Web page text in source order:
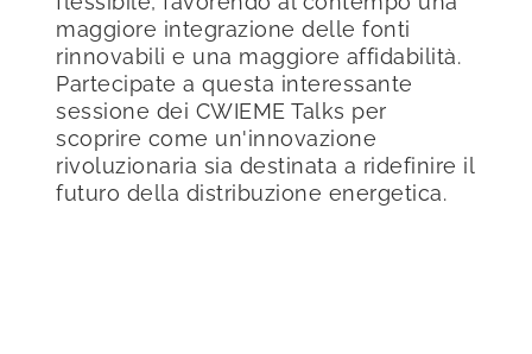
maggiore integrazione delle fonti
rinnovabili e una maggiore affidabilità.
Partecipate a questa interessante
sessione dei CWIEME Talks per
scoprire come un'innovazione
rivoluzionaria sia destinata a ridefinire il
futuro della distribuzione energetica.